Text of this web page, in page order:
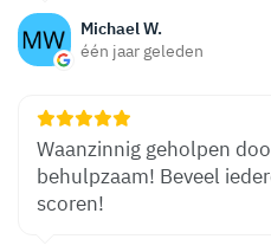
Michael W.
één jaar geleden
Waanzinnig geholpen
behulpzaam! Beveel
scoren!